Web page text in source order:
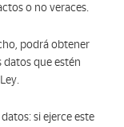
o no veraces.
podrá obtener
que estén
si ejerce este